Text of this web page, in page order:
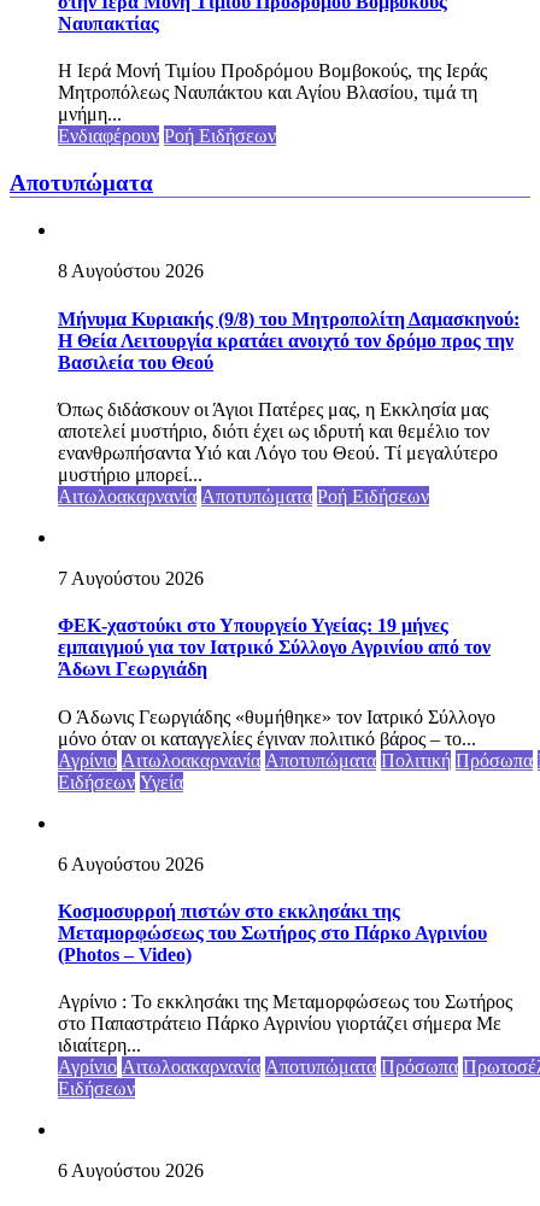
Ναυπακτίας
Η Ιερά Μονή Τιμίου Προδρόμου Βομβοκούς, της Ιεράς
Μητροπόλεως Ναυπάκτου και Αγίου Βλασίου, τιμά τη
μνήμη...
Ενδιαφέρουν Ροή Ειδήσεων
Αποτυπώματα
8 Αυγούστου 2026
Μήνυμα Κυριακής (9/8) του Μητροπολίτη Δαμασκηνού:
Η Θεία Λειτουργία κρατάει ανοιχτό τον δρόμο προς την
Βασιλεία του Θεού
Όπως διδάσκουν οι Άγιοι Πατέρες μας, η Εκκλησία μας
αποτελεί μυστήριο, διότι έχει ως ιδρυτή και θεμέλιο τον
ενανθρωπήσαντα Υιό και Λόγο του Θεού. Τί μεγαλύτερο
μυστήριο μπορεί...
Αιτωλοακαρνανία Αποτυπώματα Ροή Ειδήσεων
7 Αυγούστου 2026
ΦΕΚ-χαστούκι στο Υπουργείο Υγείας: 19 μήνες
εμπαιγμού για τον Ιατρικό Σύλλογο Αγρινίου από τον
Άδωνι Γεωργιάδη
Ο Άδωνις Γεωργιάδης «θυμήθηκε» τον Ιατρικό Σύλλογο
μόνο όταν οι καταγγελίες έγιναν πολιτικό βάρος – το...
Αγρίνιο Αιτωλοακαρνανία Αποτυπώματα Πολιτική Πρόσωπα
Ειδήσεων Υγεία
6 Αυγούστου 2026
Κοσμοσυρροή πιστών στο εκκλησάκι της
Μεταμορφώσεως του Σωτήρος στο Πάρκο Αγρινίου
(Photos – Video)
Αγρίνιο : Το εκκλησάκι της Μεταμορφώσεως του Σωτήρος
στο Παπαστράτειο Πάρκο Αγρινίου γιορτάζει σήμερα Με
ιδιαίτερη...
Αγρίνιο Αιτωλοακαρνανία Αποτυπώματα Πρόσωπα
Ειδήσεων
6 Αυγούστου 2026